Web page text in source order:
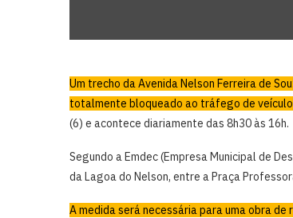
Um trecho da Avenida Nelson Ferreira de
totalmente bloqueado ao tráfego de
(6) e acontece diariamente das 8h30 às 16h.
Segundo a Emdec (Empresa Municipal de
da Lagoa do Nelson, entre a Praça
A medida será necessária para uma obra